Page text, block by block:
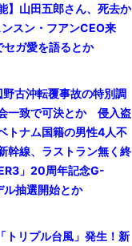
山田五郎さん、死去か
スン・フアンCEO来
セガ愛を語るとか
古沖転覆事故の特別調
一致で可決とか 侵入盗
トナム国籍の男性4人不
線、ラストラン無く終
」20周年記念G-
抽選開始とか
リプル台風」発生！新